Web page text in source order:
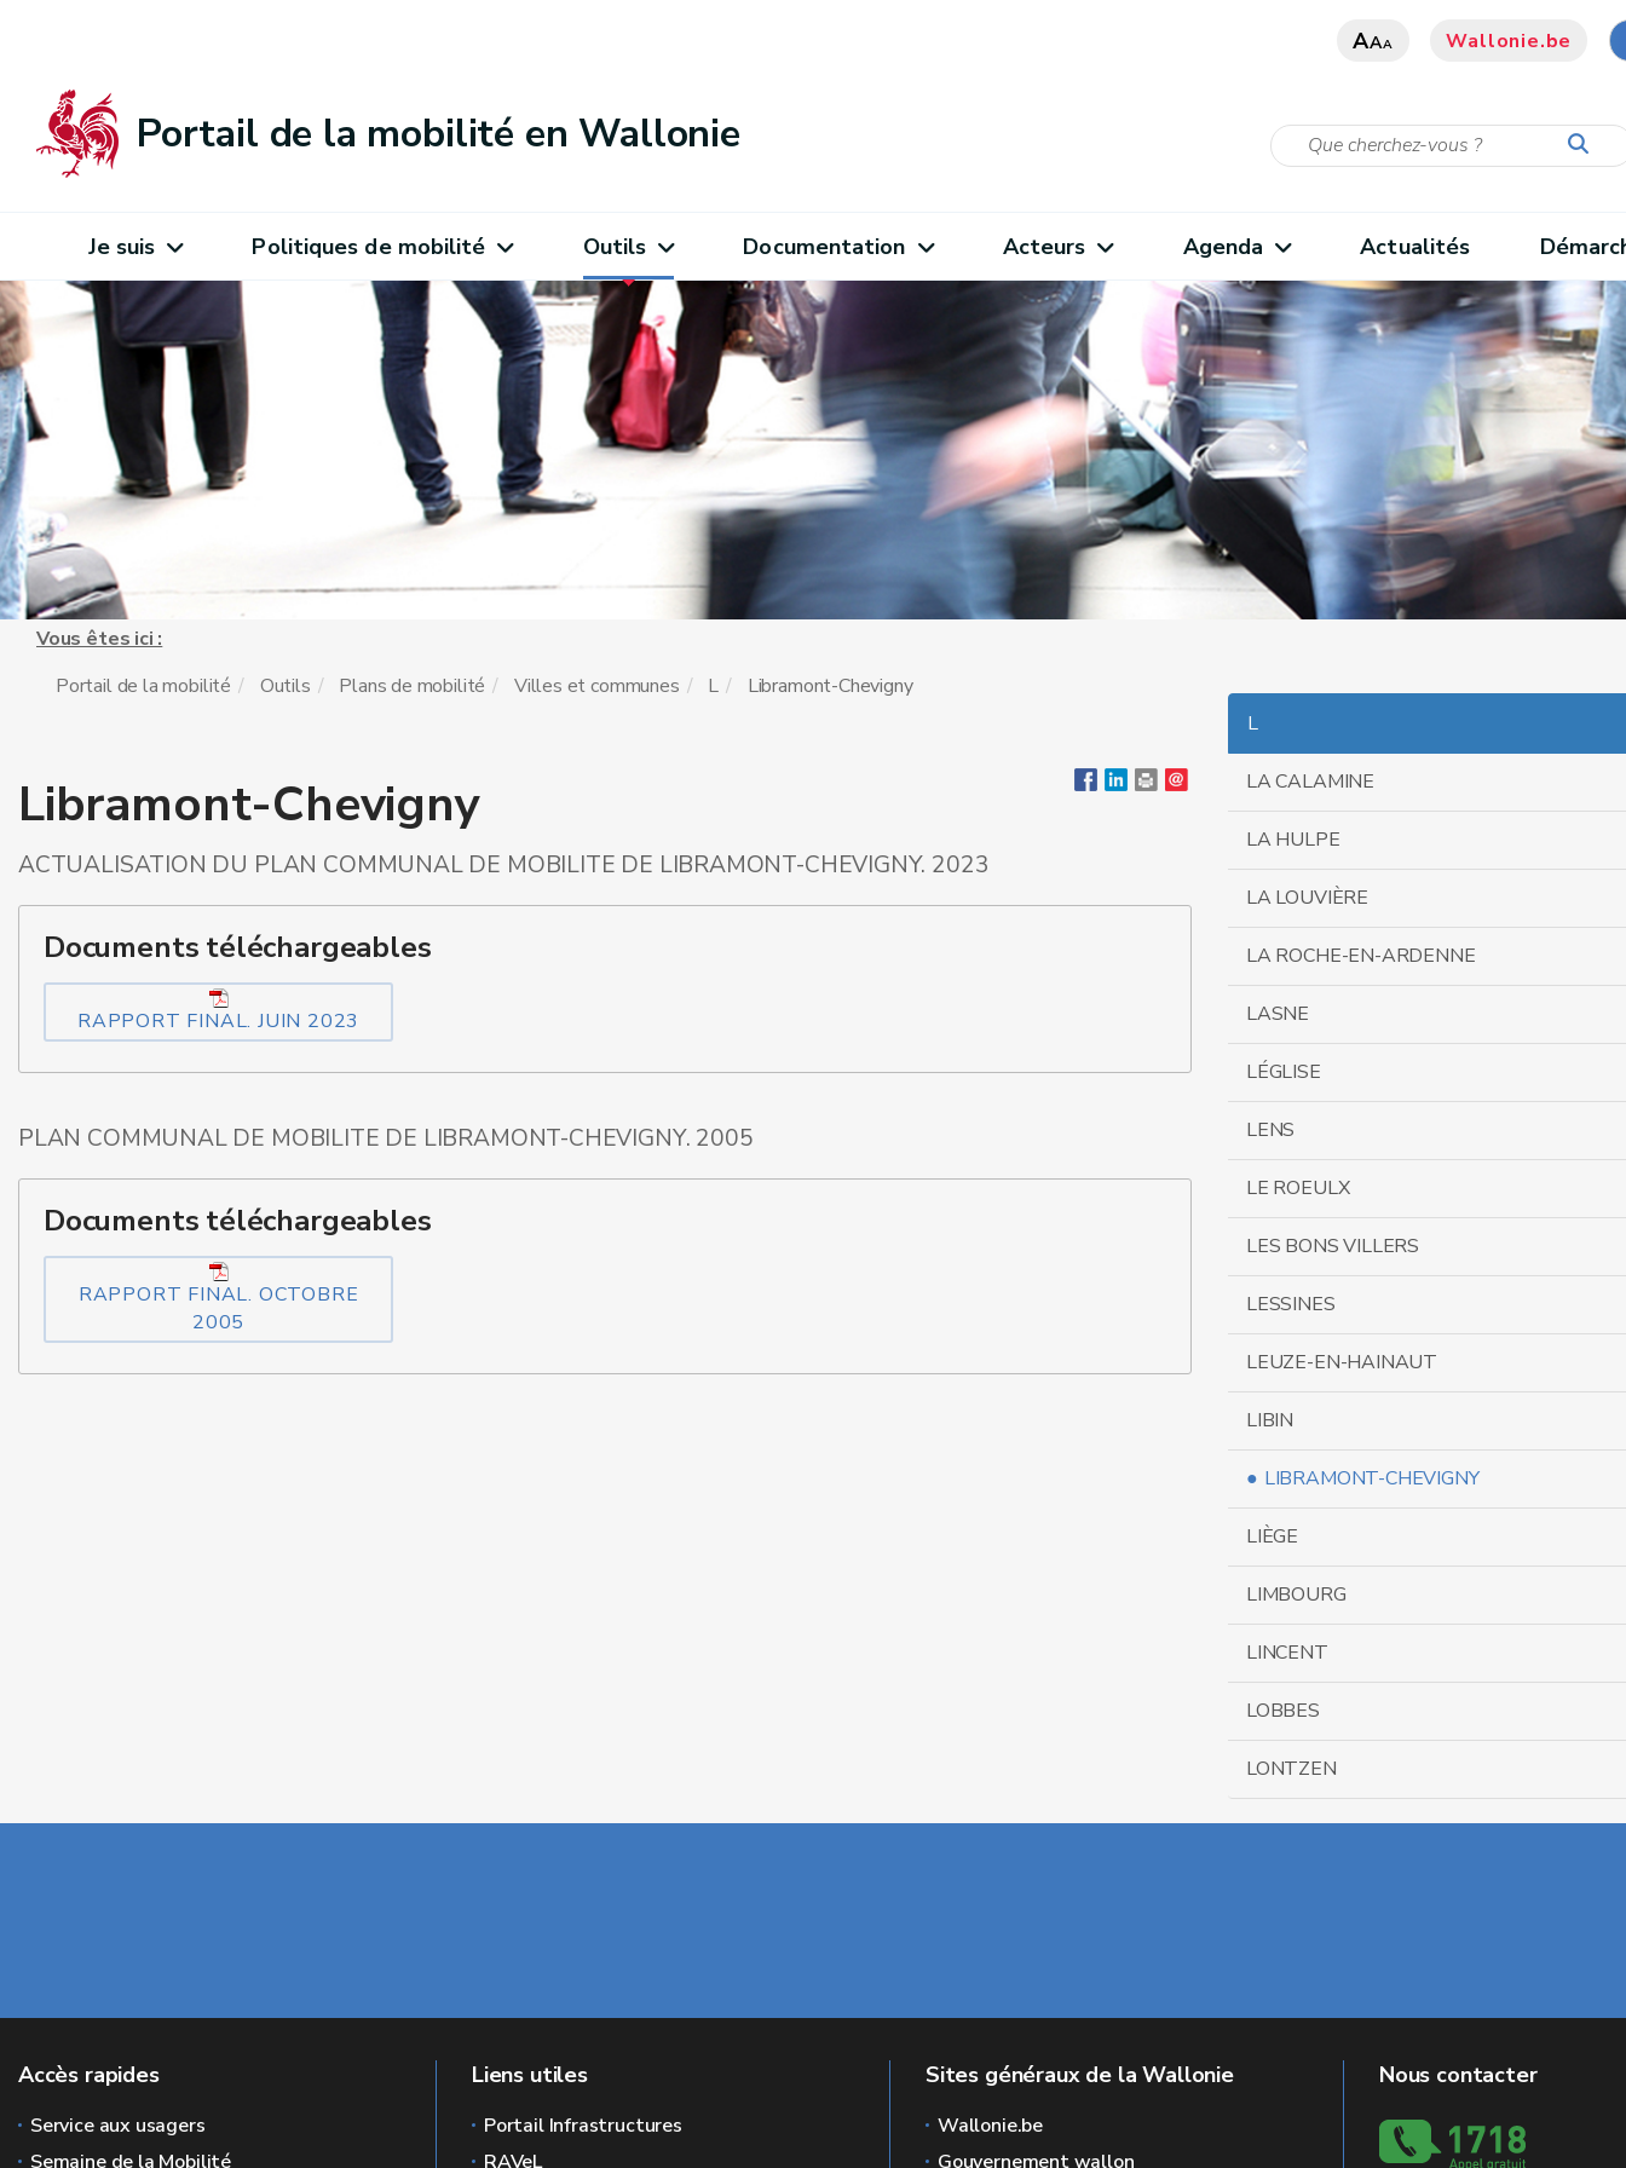
AAA Wallonie.be
Portail de la mobilité en Wallonie
Je suis Politiques de mobilité Outils Documentation Acteurs Agenda Actualités
Vous êtes ici :
Portail de la mobilité
Outils Plans de mobilité Villes et communes L Libramont-Chevigny
Libramont-Chevigny
ACTUALISATION DU PLAN COMMUNAL DE MOBILITE DE LIBRAMONT-CHEVIGNY. 2023
Documents téléchargeables
RAPPORT FINAL. JUIN 2023
PLAN COMMUNAL DE MOBILITE DE LIBRAMONT-CHEVIGNY. 2005
Documents téléchargeables
RAPPORT FINAL. OCTOBRE
2005
L
LA CALAMINE
LA HULPE
LA LOUVIÈRE
LA ROCHE-EN-ARDENNE
LASNE
LÉGLISE
LENS
LE ROEULX
LES BONS VILLERS
LESSINES
LEUZE-EN-HAINAUT
LIBIN
LIBRAMONT-CHEVIGNY
LIÈGE
LIMBOURG
LINCENT
LOBBES
LONTZEN
Accès rapides
Service aux usagers
Semaine de la Mobilité
Liens utiles
Portail Infrastructures
RAVeL
Sites généraux de la Wallonie
Wallonie.be
Gouvernement wallon
Nous contacter